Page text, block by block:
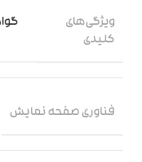
ویژگی‌های
کلیدی
فناوری صفحه‌ نمایش